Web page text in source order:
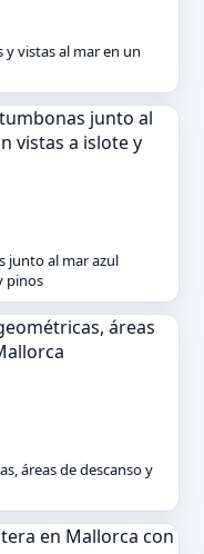
vistas al mar en un
junto al mar azul
pinos
áreas de descanso y